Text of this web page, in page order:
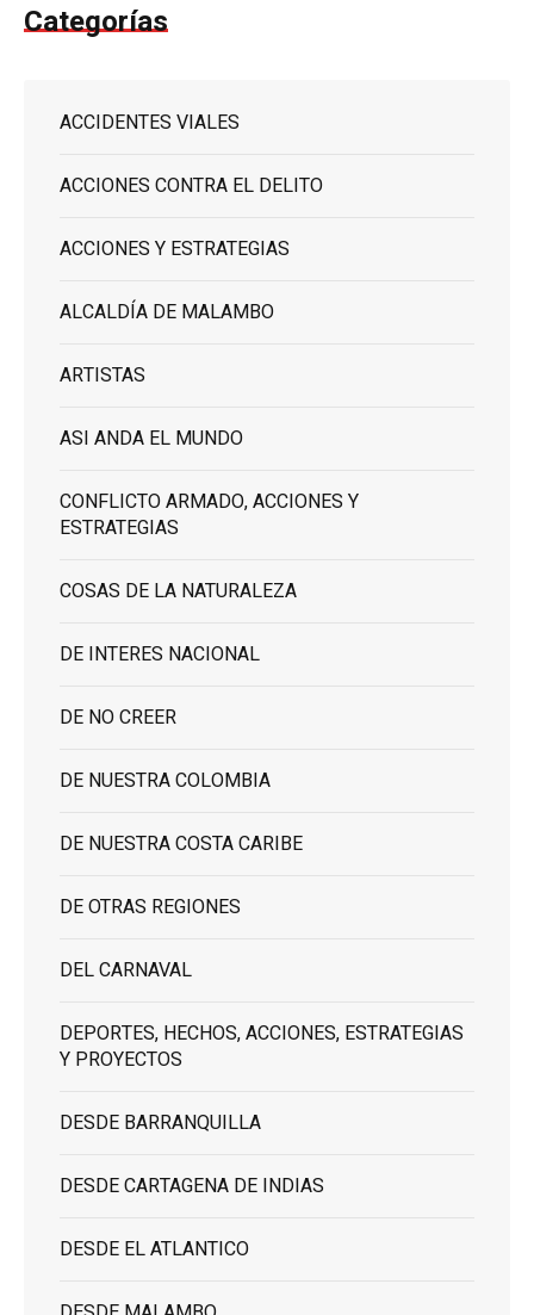
Categorías
ACCIDENTES VIALES
ACCIONES CONTRA EL DELITO
ACCIONES Y ESTRATEGIAS
ALCALDÍA DE MALAMBO
ARTISTAS
ASI ANDA EL MUNDO
CONFLICTO ARMADO, ACCIONES Y
ESTRATEGIAS
COSAS DE LA NATURALEZA
DE INTERES NACIONAL
DE NO CREER
DE NUESTRA COLOMBIA
DE NUESTRA COSTA CARIBE
DE OTRAS REGIONES
DEL CARNAVAL
DEPORTES, HECHOS, ACCIONES, ESTRATEGIAS
Y PROYECTOS
DESDE BARRANQUILLA
DESDE CARTAGENA DE INDIAS
DESDE EL ATLANTICO